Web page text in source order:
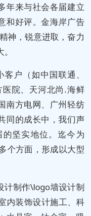
年来与社会各届建立
和好评。金海岸广告
神，锐意进取，奋力
户（如中国联通、
医院、天河北尚.海鲜
南方电网、广州轻纺
同的成长中，我们声
坚实地位。迄今为
个方面，形成以大型
计制作\logo墙设计制
内装饰设计施工、科